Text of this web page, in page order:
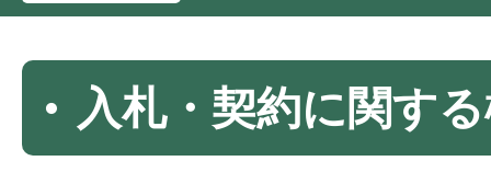
入札・契約に関す